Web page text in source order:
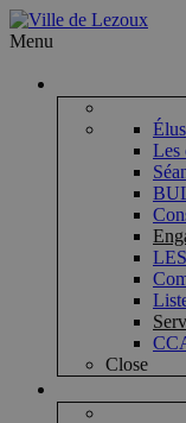
Menu
Élus
Les
Close